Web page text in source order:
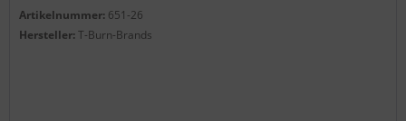
Artikelnummer: 651-26
Hersteller:T-Burn-Brands